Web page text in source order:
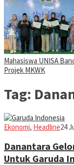
Mahasiswa UNISA
Projek MKWK
Tag:
Ekonomi, HeadlineIman
24
Danantara
Untuk Garuda